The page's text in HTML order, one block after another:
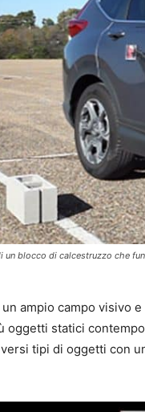
un blocco di calcestruzzo che
ampio campo visivo
oggetti statici
tipi di oggetti con